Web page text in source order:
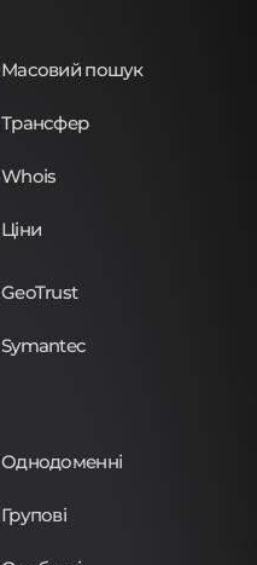
Масовий пошук
Трансфер
Whois
Ціни
GeoTrust
Symantec
Однодоменні
Групові